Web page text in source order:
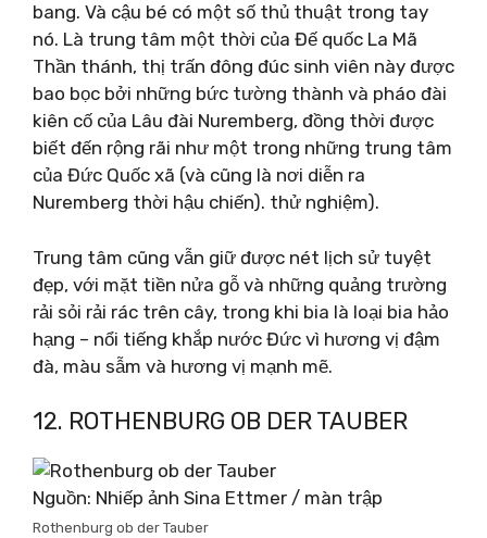
bang. Và cậu bé có một số thủ thuật trong tay
nó. Là trung tâm một thời của Đế quốc La Mã
Thần thánh, thị trấn đông đúc sinh viên này được
bao bọc bởi những bức tường thành và pháo đài
kiên cố của Lâu đài Nuremberg, đồng thời được
biết đến rộng rãi như một trong những trung tâm
của Đức Quốc xã (và cũng là nơi diễn ra
Nuremberg thời hậu chiến). thử nghiệm).
Trung tâm cũng vẫn giữ được nét lịch sử tuyệt
đẹp, với mặt tiền nửa gỗ và những quảng trường
rải sỏi rải rác trên cây, trong khi bia là loại bia hảo
hạng – nổi tiếng khắp nước Đức vì hương vị đậm
đà, màu sẫm và hương vị mạnh mẽ.
12. ROTHENBURG OB DER TAUBER
Nguồn: Nhiếp ảnh Sina Ettmer / màn trập
Rothenburg ob der Tauber